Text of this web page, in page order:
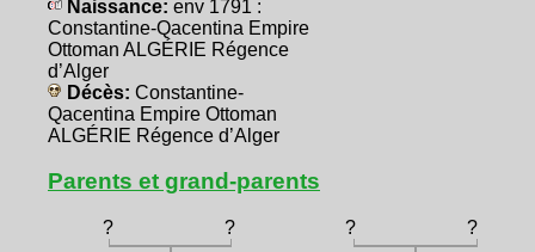
Naissance: env 1791 :
Constantine-Qacentina Empire
Ottoman ALGÉRIE Régence
d’Alger
Décès: Constantine-
Qacentina Empire Ottoman
ALGÉRIE Régence d’Alger
Parents et grand-parents
? ? ?
?